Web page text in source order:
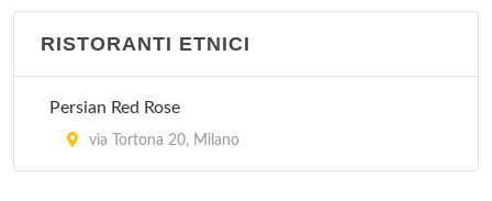
RISTORANTI ETNICI
Persian Red Rose
via Tortona 20, Milano